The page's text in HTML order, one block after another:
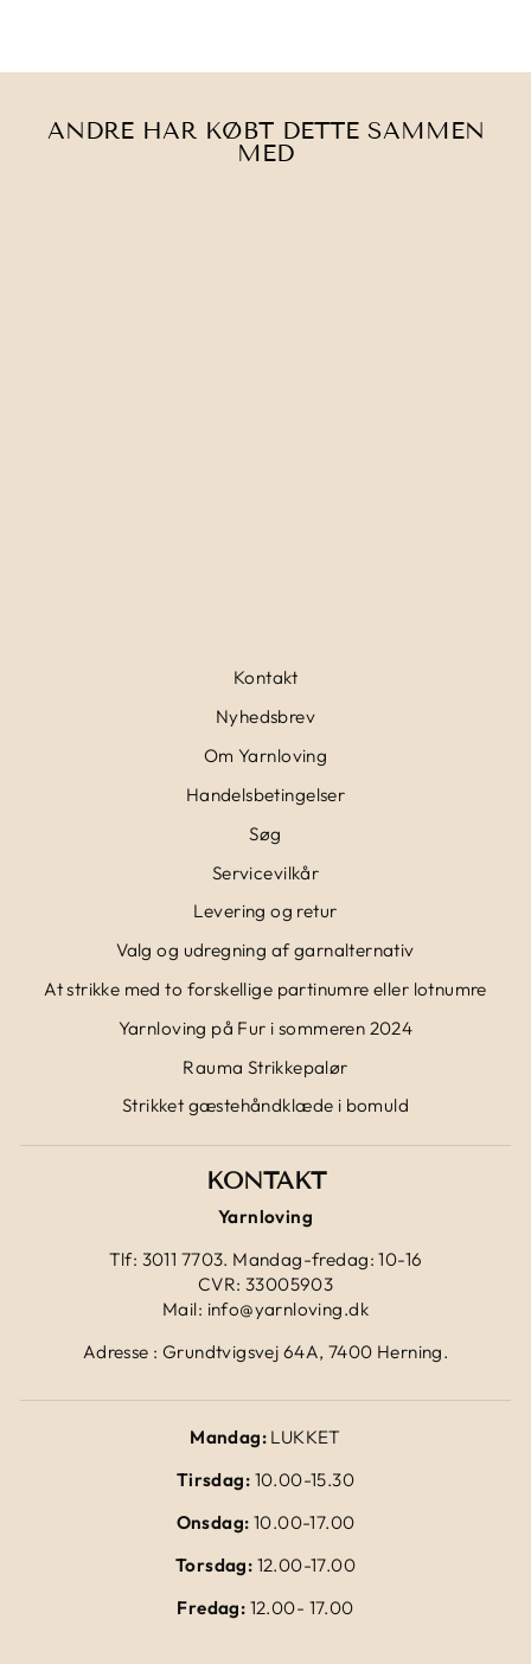
ANDRE HAR KØBT DETTE SAMMEN
MED
Kontakt
Nyhedsbrev
Om Yarnloving
Handelsbetingelser
Søg
Servicevilkår
Levering og retur
Valg og udregning af garnalternativ
At strikke med to forskellige partinumre eller lotnumre
Yarnloving på Fur i sommeren 2024
Rauma Strikkepalør
Strikket gæstehåndklæde i bomuld
KONTAKT
Yarnloving
Tlf: 3011 7703. Mandag-fredag: 10-16
CVR: 33005903
Mail: info@yarnloving.dk
Adresse : Grundtvigsvej 64A, 7400 Herning.
Mandag: LUKKET
Tirsdag: 10.00-15.30
Onsdag: 10.00-17.00
Torsdag: 12.00-17.00
Fredag: 12.00- 17.00